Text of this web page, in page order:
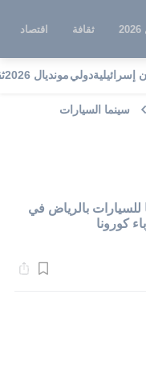
ثقافة اقتصاد
إسرائيليةدوليمونديال 2026
سينما السيارات
للسيارات بالرياض في
كورونا